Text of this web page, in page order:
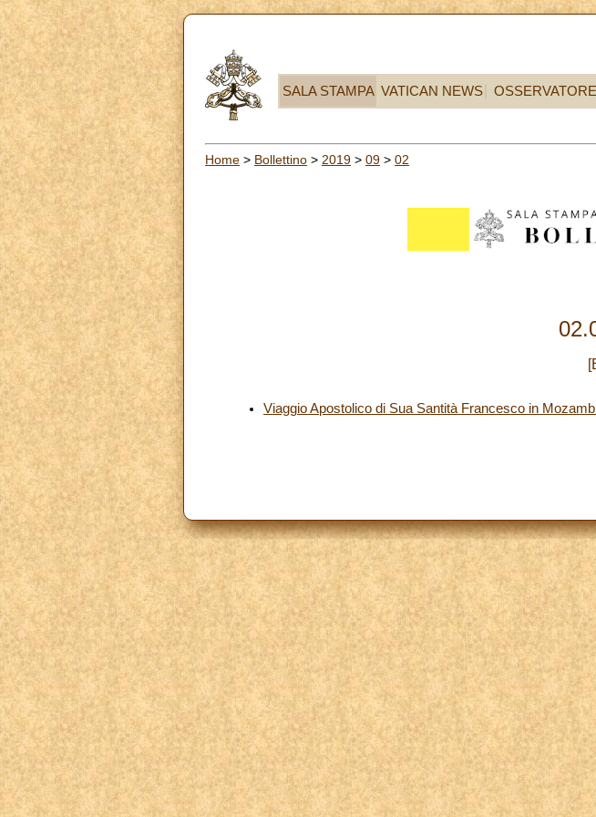
SALA STAMPA VATICAN NEWS
Home > Bollettino > 2019 > 09 > 02
Viaggio Apostolico di Sua Santità Francesco in